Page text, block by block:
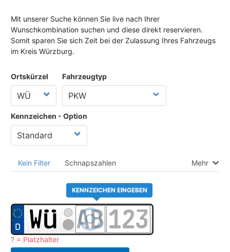
Mit unserer Suche können Sie live nach Ihrer
Wunschkombination suchen und diese direkt reservieren.
Somit sparen Sie sich Zeit bei der Zulassung Ihres Fahrzeugs
im Kreis Würzburg.
Ortskürzel Fahrzeugtyp
Kennzeichen - Option
Kein Filter Schnapszahlen Mehr
KENNZEICHEN EINGEBEN
? = Platzhalter